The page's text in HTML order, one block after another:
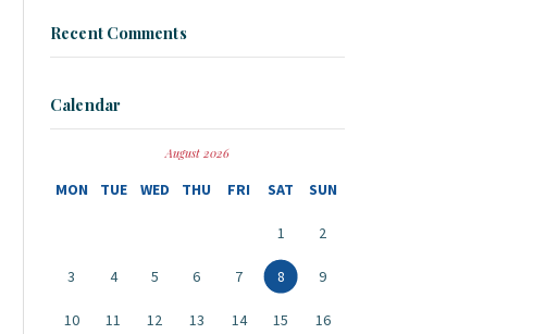
Recent Comments
Calendar
August 2026
MON TUE WED THU FRI SAT SUN
1 2
3 4 5 6 7 8 9
10 11 12 13 14 15 16